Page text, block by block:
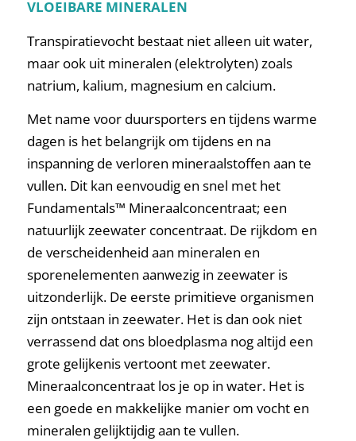
VLOEIBARE MINERALEN
Transpiratievocht bestaat niet alleen uit water,
maar ook uit mineralen (elektrolyten) zoals
natrium, kalium, magnesium en calcium.
Met name voor duursporters en tijdens warme
dagen is het belangrijk om tijdens en na
inspanning de verloren mineraalstoffen aan te
vullen. Dit kan eenvoudig en snel met het
Fundamentals™ Mineraalconcentraat; een
natuurlijk zeewater concentraat. De rijkdom en
de verscheidenheid aan mineralen en
sporenelementen aanwezig in zeewater is
uitzonderlijk. De eerste primitieve organismen
zijn ontstaan in zeewater. Het is dan ook niet
verrassend dat ons bloedplasma nog altijd een
grote gelijkenis vertoont met zeewater.
Mineraalconcentraat los je op in water. Het is
een goede en makkelijke manier om vocht en
mineralen gelijktijdig aan te vullen.